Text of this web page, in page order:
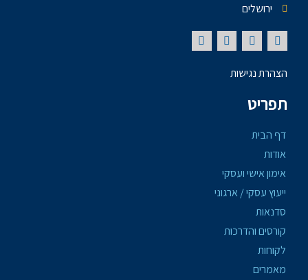
ירושלים
הצהרת נגישות
תפריט
דף הבית
אודות
אימון אישי ועסקי
ייעוץ עסקי / ארגוני
סדנאות
קורסים והדרכות
לקוחות
מאמרים